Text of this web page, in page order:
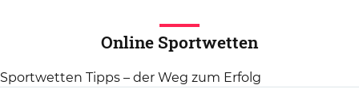
Online Sportwetten
Sportwetten Tipps – der Weg zum Erfolg